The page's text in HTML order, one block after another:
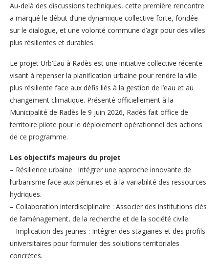
Au-delà des discussions techniques, cette première rencontre
a marqué le début d’une dynamique collective forte, fondée
sur le dialogue, et une volonté commune d’agir pour des villes
plus résilientes et durables.
Le projet Urb’Eau à Radès est une initiative collective récente
visant à repenser la planification urbaine pour rendre la ville
plus résiliente face aux défis liés à la gestion de l’eau et au
changement climatique. Présenté officiellement à la
Municipalité de Radès le 9 juin 2026, Radès fait office de
territoire pilote pour le déploiement opérationnel des actions
de ce programme.
Les objectifs majeurs du projet
– Résilience urbaine : Intégrer une approche innovante de
l’urbanisme face aux pénuries et à la variabilité des ressources
hydriques.
– Collaboration interdisciplinaire : Associer des institutions clés
de l’aménagement, de la recherche et de la société civile.
– Implication des jeunes : Intégrer des stagiaires et des profils
universitaires pour formuler des solutions territoriales
concrètes.